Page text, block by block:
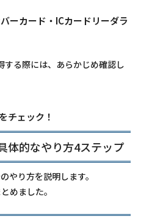
ーカード・ICカードリーダラ
る際には、あらかじめ確認し
チェック！
体的なやり方4ステップ
やり方を説明します。
めました。